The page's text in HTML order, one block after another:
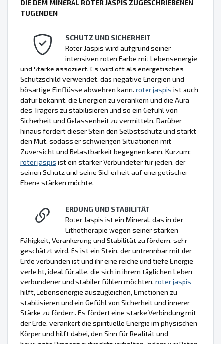
DIE DEM MINERAL ROTER JASPIS ZUGESCHRIEBENEN
TUGENDEN
SCHUTZ UND SICHERHEIT
Roter Jaspis wird aufgrund seiner
intensiven roten Farbe mit Lebensenergie
und Stärke assoziiert. Es wird oft als energetisches
Schutzschild verwendet, das negative Energien und
bösartige Einflüsse abwehren kann. roter jaspis ist auch
dafür bekannt, die Energien zu verankern und die Aura
des Trägers zu stabilisieren und so ein Gefühl von
Sicherheit und Gelassenheit zu vermitteln. Darüber
hinaus fördert dieser Stein den Selbstschutz und stärkt
den Mut, sodass er schwierigen Situationen mit
Zuversicht und Belastbarkeit begegnen kann. Kurzum:
roter jaspis ist ein starker Verbündeter für jeden, der
seinen Schutz und seine Sicherheit auf energetischer
Ebene stärken möchte.
ERDUNG UND STABILITÄT
Roter Jaspis ist ein Mineral, das in der
Lithotherapie wegen seiner starken
Fähigkeit, Verankerung und Stabilität zu fördern, sehr
geschätzt wird. Es ist ein Stein, der untrennbar mit der
Erde verbunden ist und ihr eine reiche und tiefe Energie
verleiht, ideal für alle, die sich in ihrem täglichen Leben
verbundener und stabiler fühlen möchten. roter jaspis
hilft, Lebensenergie auszugleichen, Emotionen zu
stabilisieren und ein Gefühl von Sicherheit und innerer
Stärke zu fördern. Es fördert eine starke Verbindung mit
der Erde, verankert die spirituelle Energie im physischen
Körper und hilft dabei, den Sinn für Realität und